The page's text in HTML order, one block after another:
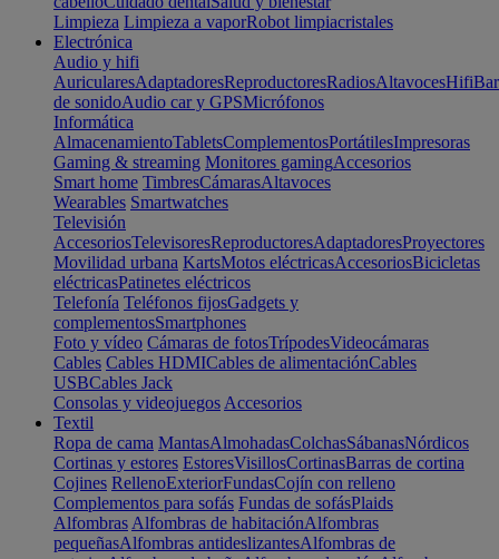
Limpieza Limpieza a vaporRobot limpiacristales
Electrónica
Audio y hifi
AuricularesAdaptadoresReproductoresRadiosAltavocesHifi
de sonidoAudio car y GPSMicrófonos
Informática
AlmacenamientoTabletsComplementosPortátilesImpresoras
Gaming & streaming Monitores gamingAccesorios
Smart home TimbresCámarasAltavoces
Wearables Smartwatches
Televisión
AccesoriosTelevisoresReproductoresAdaptadoresProyectores
Movilidad urbana KartsMotos eléctricasAccesoriosBicicletas
eléctricasPatinetes eléctricos
Telefonía Teléfonos fijosGadgets y
complementosSmartphones
Foto y vídeo Cámaras de fotosTrípodesVideocámaras
Cables Cables HDMICables de alimentaciónCables
USBCables Jack
Consolas y videojuegos Accesorios
Textil
Ropa de cama MantasAlmohadasColchasSábanasNórdicos
Cortinas y estores EstoresVisillosCortinasBarras de cortina
Cojines RellenoExteriorFundasCojín con relleno
Complementos para sofás Fundas de sofásPlaids
Alfombras Alfombras de habitaciónAlfombras
pequeñasAlfombras antideslizantesAlfombras de